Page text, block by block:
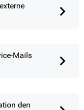
Mails
den